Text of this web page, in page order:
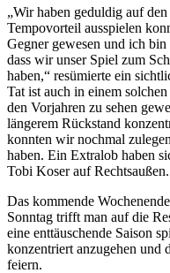
„Wir haben geduldig auf
Tempovorteil ausspielen
Gegner gewesen und ich
dass wir unser Spiel zum
haben,“ resümierte ein
Tat ist auch in einem
den Vorjahren zu sehen
längerem Rückstand
konnten wir nochmal
haben. Ein Extralob haben
Tobi Koser auf Rechtsaußen.
Das kommende
Sonntag trifft man auf die
eine enttäuschende Saison
konzentriert anzugehen und
feiern.